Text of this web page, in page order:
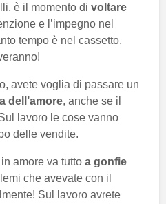
è il momento di voltare
e l’impegno nel
tempo è nel cassetto.
avete voglia di passare un
dell’amore, anche se il
lavoro le cose vanno
delle vendite.
amore va tutto a gonfie
che avevate con il
Sul lavoro avrete